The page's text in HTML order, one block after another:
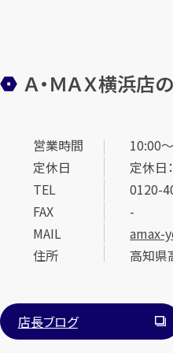
Ａ・ＭＡＸ横浜店
営業時間
10:00
定休日
定休日
TEL
0120-
FAX
-
MAIL
amax-
住所
高知県
店長ブログ